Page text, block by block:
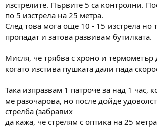
изстрелите. Първите 5 са контролни.
по 5 изстрела на 25 метра.
След това мога още 10 - 15 изстрела но
пропадат и затова развивам бутилката.
Мисля, че трябва с хроно и термометър
когато изстива пушката дали пада
Така изпразвам 1 патроче за над 1 час,
ме разочарова, но после дойде
стрелба (забравих
да кажа, че стрелям с оптика на 25